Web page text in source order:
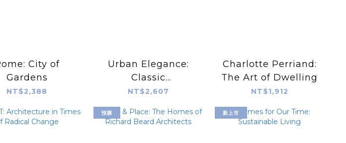
City of
Gardens
NT$2,388
Urban Elegance:
Classic
Contemporary
NT$2,607
Charlotte Perriand:
The Art of Dwelling
NT$1,912
預購 新上市